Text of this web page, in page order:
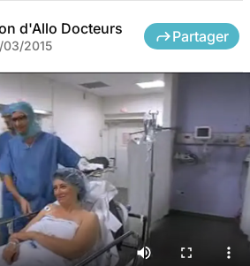
d'Allo Docteurs
03/2015
Partager